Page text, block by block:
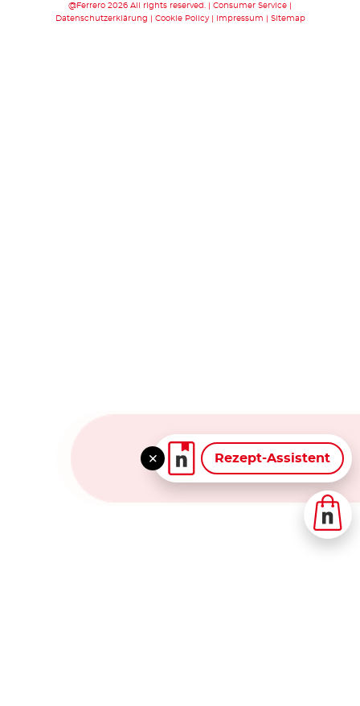
Rezept-Assistent
@Ferrero 2026 All rights reserved.
Consumer Service
Datenschutzerklärung
Cookie Policy Impressum Sitemap